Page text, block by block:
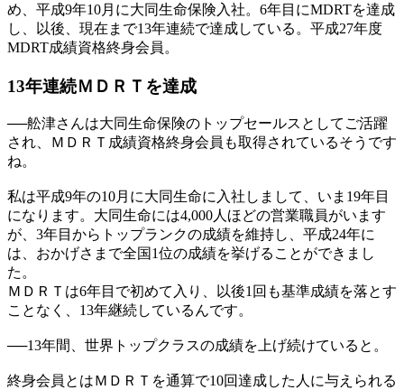
め、平成9年10月に大同生命保険入社。6年目にMDRTを達成
し、以後、現在まで13年連続で達成している。平成27年度
MDRT成績資格終身会員。
13年連続ＭＤＲＴを達成
──舩津さんは大同生命保険のトップセールスとしてご活躍
され、ＭＤＲＴ成績資格終身会員も取得されているそうです
ね。
私は平成9年の10月に大同生命に入社しまして、いま19年目
になります。大同生命には4,000人ほどの営業職員がいます
が、3年目からトップランクの成績を維持し、平成24年に
は、おかげさまで全国1位の成績を挙げることができまし
た。
ＭＤＲＴは6年目で初めて入り、以後1回も基準成績を落とす
ことなく、13年継続しているんです。
──13年間、世界トップクラスの成績を上げ続けていると。
終身会員とはＭＤＲＴを通算で10回達成した人に与えられる